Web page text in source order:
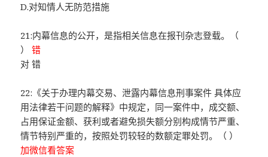
D.对知情人无防范措施
21:内幕信息的公开，是指相关信息在报刊杂志登载。（
）错
对 错
22:《关于办理内幕交易、泄露内幕信息刑事案件 具体应
用法律若干问题的解释》中规定，同一案件中，成交额、
占用保证金额、获利或者避免损失额分别构成情节严重、
情节特别严重的，按照处罚较轻的数额定罪处罚。（ ）
加微信看答案